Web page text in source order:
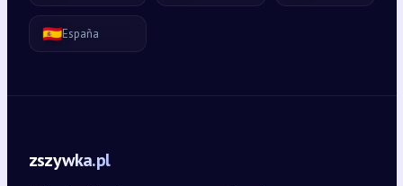
🇪🇸España
zszywka.pl